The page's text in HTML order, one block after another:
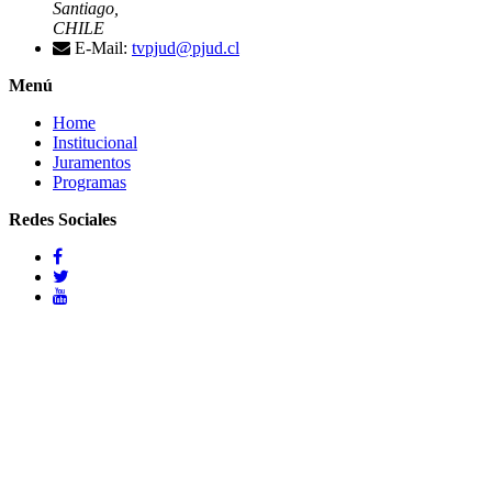
Santiago,
CHILE
E-Mail: tvpjud@pjud.cl
Menú
Home
Institucional
Juramentos
Programas
Redes Sociales